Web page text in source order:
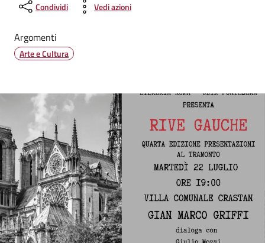
Condividi Vedi azioni
Argomenti
Arte e Cultura